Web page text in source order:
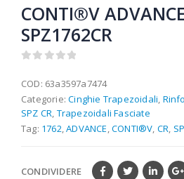
CONTI®V ADVANCE
SPZ1762CR
COD: 63a3597a7474
Categorie:Cinghie Trapezoidali
SPZ CR Trapezoidali Fasciate
Tag: 1762 ,ADVANCE ,CONTI®V CR
CONDIVIDERE